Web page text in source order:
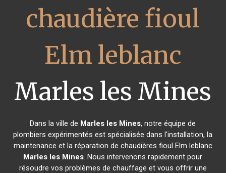
chaudière fioul
Elm leblanc
Marles les Mines
Dans la ville de Marles les Mines, notre équipe de
plombiers expérimentés est spécialisée dans l'installation, la
maintenance et la réparation de chaudières fioul Elm leblanc
Marles les Mines. Nous intervenons rapidement pour
résoudre vos problèmes de chauffage et vous offrir une